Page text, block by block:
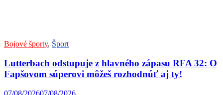
Bojové športy, Šport
Lutterbach odstupuje z hlavného zápasu RFA 32: O
Fapšovom súperovi môžeš rozhodnúť aj ty!
07/08/202607/08/2026